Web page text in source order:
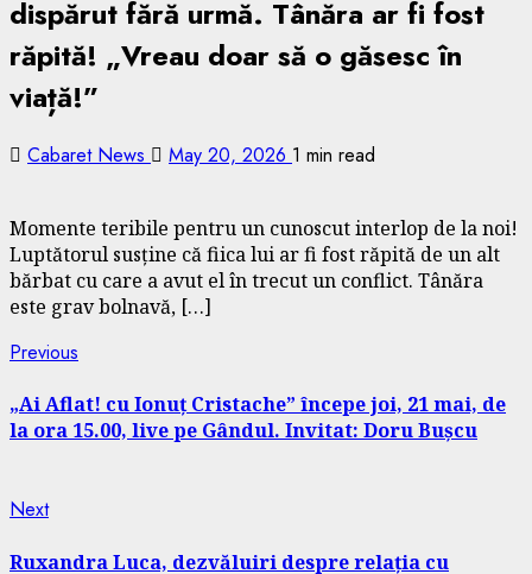
dispărut fără urmă. Tânăra ar fi fost
răpită! „Vreau doar să o găsesc în
viață!”
Cabaret News May 20, 2026 1 min read
Momente teribile pentru un cunoscut interlop de la noi!
Luptătorul susține că fiica lui ar fi fost răpită de un alt
bărbat cu care a avut el în trecut un conflict. Tânăra
este grav bolnavă, […]
Continue
Reading
Previous
„Ai Aflat! cu Ionuț Cristache” începe joi, 21 mai, de
la ora 15.00, live pe Gândul. Invitat: Doru Bușcu
NextNext
Ruxandra Luca, dezvăluiri despre relația cu